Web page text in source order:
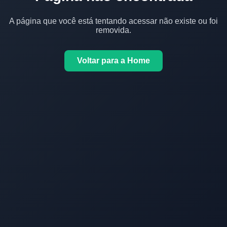
A página que você está tentando acessar não existe ou foi
removida.
Voltar para a Home